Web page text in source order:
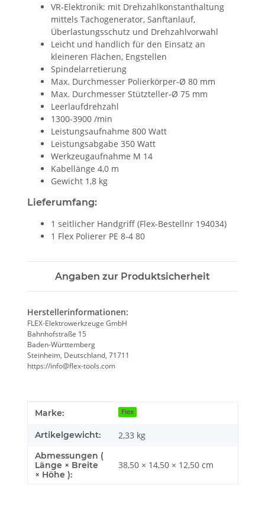
VR-Elektronik: mit Drehzahlkonstanthaltung
mittels Tachogenerator, Sanftanlauf,
Überlastungsschutz und Drehzahlvorwahl
Leicht und handlich für den Einsatz an
kleineren Flächen, Engstellen
Spindelarretierung
Max. Durchmesser Polierkörper-Ø 80 mm
Max. Durchmesser Stützteller-Ø 75 mm
Leerlaufdrehzahl
1300-3900 /min
Leistungsaufnahme 800 Watt
Leistungsabgabe 350 Watt
Werkzeugaufnahme M 14
Kabellänge 4,0 m
Gewicht 1,8 kg
Lieferumfang:
1 seitlicher Handgriff (Flex-Bestellnr 194034)
1 Flex Polierer PE 8-4 80
Angaben zur Produktsicherheit
Herstellerinformationen:
FLEX-Elektrowerkzeuge GmbH
Bahnhofstraße 15
Baden-Württemberg
Steinheim, Deutschland, 71711
https://info@flex-tools.com
Produkteigenschaft
Wert
Marke: Flex
Artikelgewicht: 2,33 kg
Abmessungen (
Länge × Breite
× Höhe ):
38,50 × 14,50 × 12,50 cm